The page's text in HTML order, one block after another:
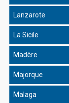
Lanzarote
La Sicile
Madère
Majorque
Malaga